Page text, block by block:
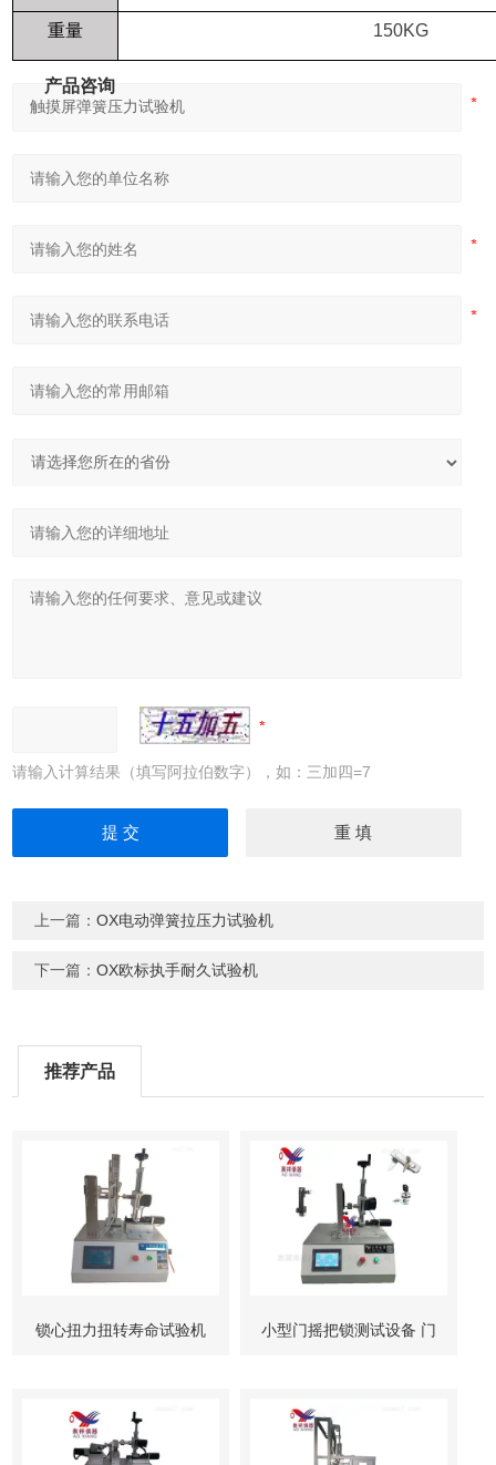
重量 150KG
产品咨询
请输入计算结果（填写阿拉伯数字），如：三加四=7
上一篇：OX电动弹簧拉压力试验机
下一篇：OX欧标执手耐久试验机
推荐产品
锁心扭力扭转寿命试验机 小型门摇把锁测试设备 门